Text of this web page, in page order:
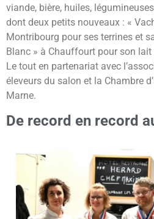
viande, bière, huiles,
dont deux petits nouveaux : «
Montribourg pour ses terrines et
Blanc » à Chauffourt pour son
Le tout en partenariat avec
éleveurs du salon et la Chambre
Marne.
De record en record